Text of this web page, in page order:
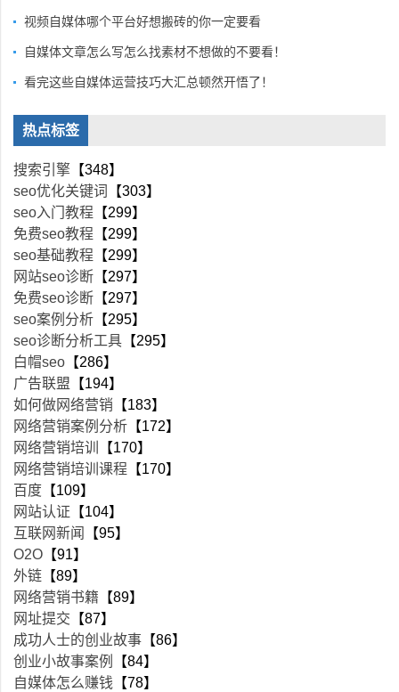
视频自媒体哪个平台好想搬砖的你一定要看
自媒体文章怎么写怎么找素材不想做的不要看！
看完这些自媒体运营技巧大汇总顿然开悟了！
热点标签
搜索引擎 【348】
seo优化关键词
【303】
seo入门教程 【299】
免费seo教程 【299】
seo基础教程 【299】
网站seo诊断 【297】
免费seo诊断 【297】
seo案例分析 【295】
seo诊断分析工具 【295】
白帽seo 【286】
广告联盟 【194】
如何做网络营销 【183】
网络营销案例分析 【172】
网络营销培训
【170】
网络营销培训课程 【170】
百度 【109】
网站认证 【104】
互联网新闻
【95】
O2O 【91】
外链 【89】
网络营销书籍 【89】
网址提交 【87】
成功人士的创业故事 【86】
创业小故事案例
【84】
自媒体怎么赚钱 【78】